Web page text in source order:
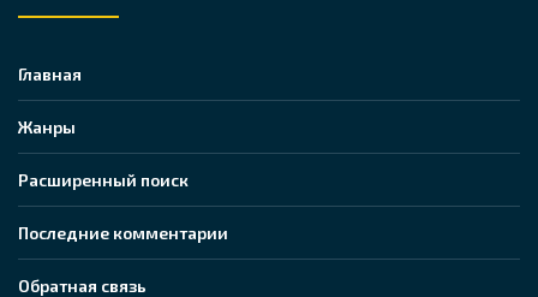
Главная
Жанры
Расширенный поиск
Последние комментарии
Обратная связь